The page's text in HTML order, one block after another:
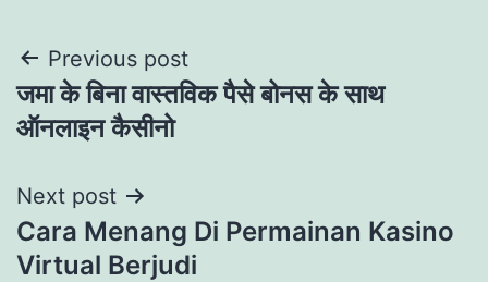
Post
navigation
Previous post
जमा के बिना वास्तविक पैसे बोनस के साथ
ऑनलाइन कैसीनो
Next post
Cara Menang Di Permainan Kasino
Virtual Berjudi